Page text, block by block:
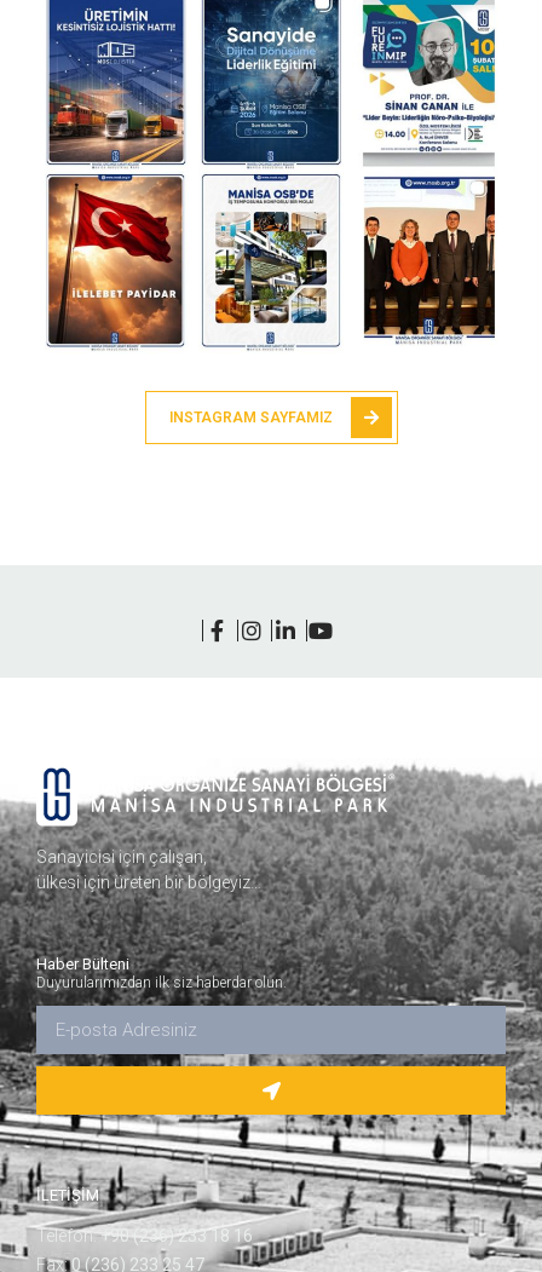
INSTAGRAM SAYFAMIZ
Sanayicisi için çalışan,
ülkesi için üreten bir bölgeyiz…
Haber Bülteni
Duyurularımızdan ilk siz haberdar olun.
İLETİŞİM
Telefon:+90 (236) 233 18 16
Fax:0 (236) 233 25 47